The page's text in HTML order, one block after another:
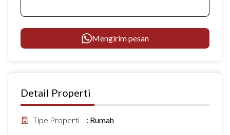
Mengirim pesan
Detail Properti
Tipe Properti : Rumah